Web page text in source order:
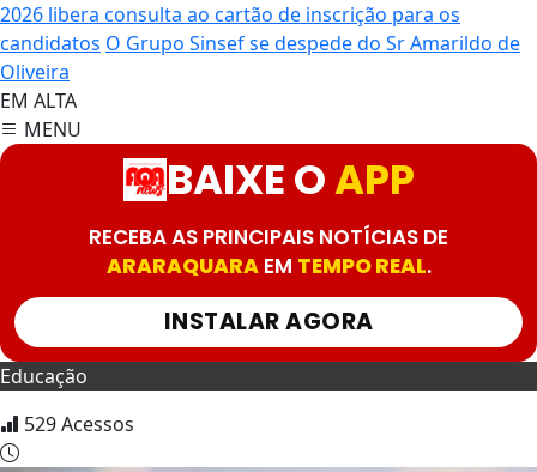
2026 libera consulta ao cartão de inscrição para os
candidatos O Grupo Sinsef se despede do Sr Amarildo de
Oliveira
EM ALTA
MENU
BAIXE OAPP
RECEBA AS PRINCIPAIS NOTÍCIAS DE
ARARAQUARAEM TEMPO REAL.
INSTALAR AGORA
Educação
529Acessos